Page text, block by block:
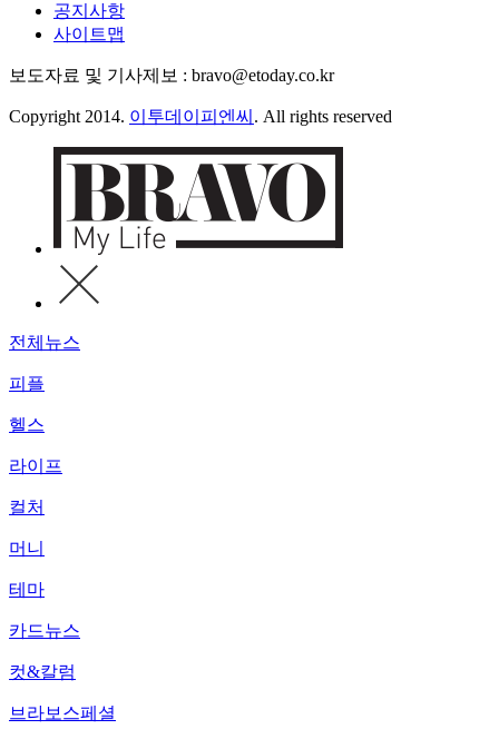
공지사항
사이트맵
보도자료 및 기사제보 : bravo@etoday.co.kr
Copyright 2014. 이투데이피엔씨 . All rights reserved
전체뉴스
피플
헬스
라이프
컬처
머니
테마
카드뉴스
컷&칼럼
브라보스페셜